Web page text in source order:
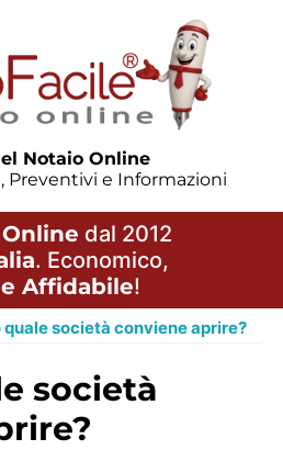
Notaio Online
e Informazioni
dal 2012
. Economico,
Affidabile!
quale società conviene aprire?